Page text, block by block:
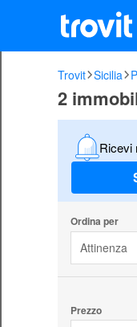
Trovit Sicilia
2
Ricevi
Ordina per
Attinenza
Prezzo